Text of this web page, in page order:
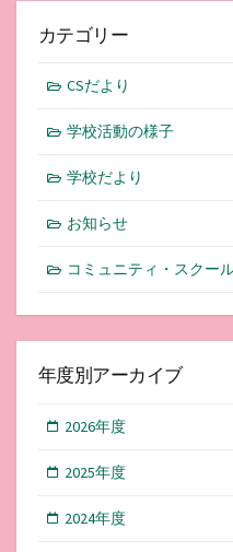
カテゴリー
CSだより
学校活動の様子
学校だより
お知らせ
コミュニティ・スクー
年度別アーカイブ
2026年度
2025年度
2024年度